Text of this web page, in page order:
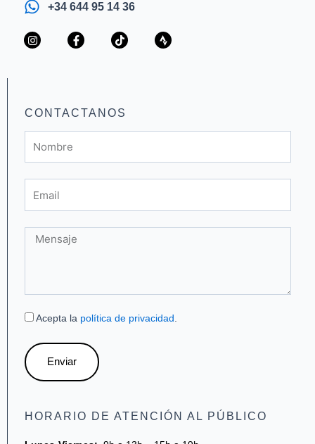
+34 644 95 14 36
I
n
a
m
F
a
k
-
f
T
i
S
t
CONTACTANOS
Mensaje
Acepta la política de privacidad
Enviar
HORARIO DE ATENCIÓN AL PÚBLICO